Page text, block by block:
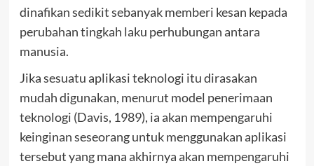
dinafikan sedikit sebanyak memberi kesan kepada
perubahan tingkah laku perhubungan antara
manusia.
Jika sesuatu aplikasi teknologi itu dirasakan
mudah digunakan, menurut model penerimaan
teknologi (Davis, 1989), ia akan mempengaruhi
keinginan seseorang untuk menggunakan aplikasi
tersebut yang mana akhirnya akan mempengaruhi